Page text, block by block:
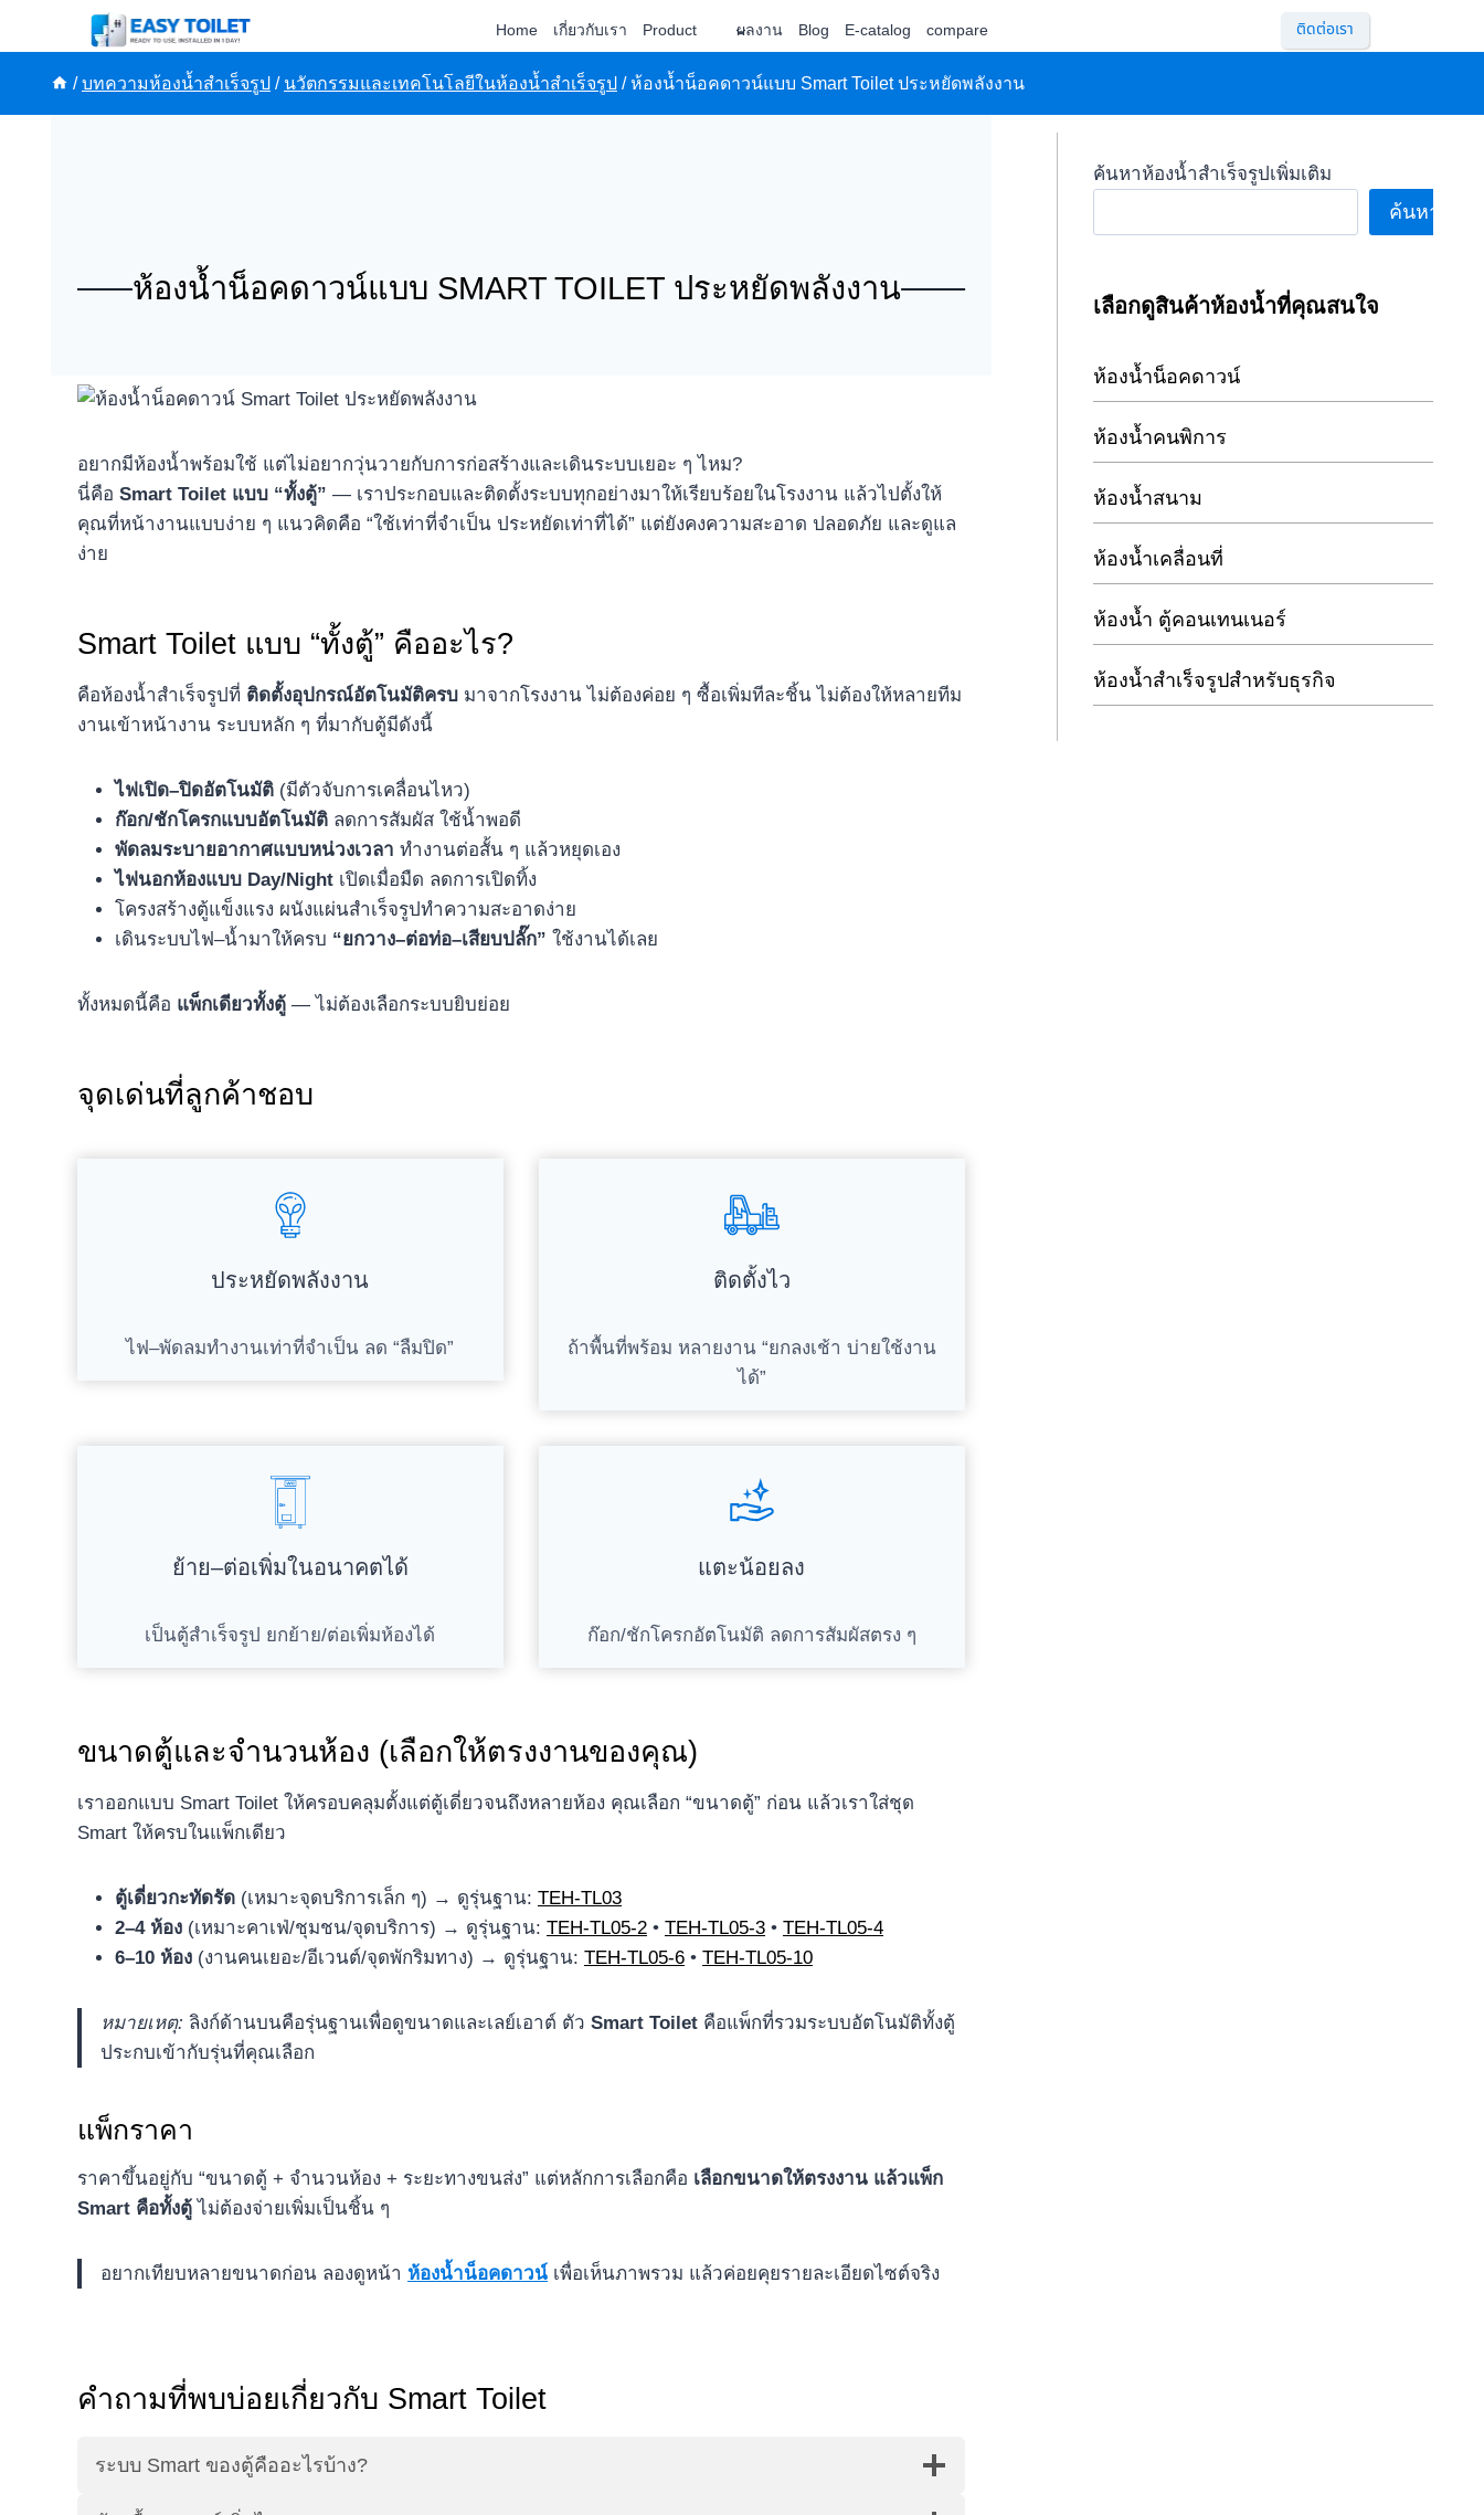
content
Home เกี่ยวกับเรา Product ผลงาน Blog E-catalog compare ติดต่อเรา
/ บทความห้องน้ำสำเร็จรูป / นวัตกรรมและเทคโนโลยีในห้องน้ำสำเร็จรูป / ห้องน้ำน็อคดาวน์แบบ Smart Toilet ประหยัดพลังงาน
ห้องน้ำน็อคดาวน์แบบ SMART TOILET ประหยัดพลังงาน
อยากมีห้องน้ำพร้อมใช้ แต่ไม่อยากวุ่นวายกับการก่อสร้างและเดินระบบเยอะ ๆ ไหม?
นี่คือ Smart Toilet แบบ “ทั้งตู้” — เราประกอบและติดตั้งระบบทุกอย่างมาให้เรียบร้อยในโรงงาน แล้วไปตั้งให้
คุณที่หน้างานแบบง่าย ๆ แนวคิดคือ “ใช้เท่าที่จำเป็น ประหยัดเท่าที่ได้” แต่ยังคงความสะอาด ปลอดภัย และดูแล
ง่าย
Smart Toilet แบบ “ทั้งตู้” คืออะไร?
คือห้องน้ำสำเร็จรูปที่ ติดตั้งอุปกรณ์อัตโนมัติครบ มาจากโรงงาน ไม่ต้องค่อย ๆ ซื้อเพิ่มทีละชิ้น ไม่ต้องให้หลายทีม
งานเข้าหน้างาน ระบบหลัก ๆ ที่มากับตู้มีดังนี้
ไฟเปิด–ปิดอัตโนมัติ (มีตัวจับการเคลื่อนไหว)
ก๊อก/ชักโครกแบบอัตโนมัติ ลดการสัมผัส ใช้น้ำพอดี
พัดลมระบายอากาศแบบหน่วงเวลา ทำงานต่อสั้น ๆ แล้วหยุดเอง
ไฟนอกห้องแบบ Day/Night เปิดเมื่อมืด ลดการเปิดทิ้ง
โครงสร้างตู้แข็งแรง ผนังแผ่นสำเร็จรูปทำความสะอาดง่าย
เดินระบบไฟ–น้ำมาให้ครบ “ยกวาง–ต่อท่อ–เสียบปลั๊ก” ใช้งานได้เลย
ทั้งหมดนี้คือ แพ็กเดียวทั้งตู้ — ไม่ต้องเลือกระบบยิบย่อย
จุดเด่นที่ลูกค้าชอบ
ประหยัดพลังงาน
ไฟ–พัดลมทำงานเท่าที่จำเป็น ลด “ลืมปิด”
ติดตั้งไว
ถ้าพื้นที่พร้อม หลายงาน “ยกลงเช้า บ่ายใช้งาน
ได้”
ย้าย–ต่อเพิ่มในอนาคตได้
เป็นตู้สำเร็จรูป ยกย้าย/ต่อเพิ่มห้องได้
แตะน้อยลง
ก๊อก/ชักโครกอัตโนมัติ ลดการสัมผัสตรง ๆ
ขนาดตู้และจำนวนห้อง (เลือกให้ตรงงานของคุณ)
เราออกแบบ Smart Toilet ให้ครอบคลุมตั้งแต่ตู้เดี่ยวจนถึงหลายห้อง คุณเลือก “ขนาดตู้” ก่อน แล้วเราใส่ชุด
Smart ให้ครบในแพ็กเดียว
ตู้เดี่ยวกะทัดรัด (เหมาะจุดบริการเล็ก ๆ) → ดูรุ่นฐาน: TEH-TL03
2–4 ห้อง (เหมาะคาเฟ่/ชุมชน/จุดบริการ) → ดูรุ่นฐาน: TEH-TL05-2 • TEH-TL05-3 • TEH-TL05-4
6–10 ห้อง (งานคนเยอะ/อีเวนต์/จุดพักริมทาง) → ดูรุ่นฐาน: TEH-TL05-6 • TEH-TL05-10
หมายเหตุ: ลิงก์ด้านบนคือรุ่นฐานเพื่อดูขนาดและเลย์เอาต์ ตัว Smart Toilet คือแพ็กที่รวมระบบอัตโนมัติทั้งตู้
ประกบเข้ากับรุ่นที่คุณเลือก
แพ็กราคา
ราคาขึ้นอยู่กับ “ขนาดตู้ + จำนวนห้อง + ระยะทางขนส่ง” แต่หลักการเลือกคือ เลือกขนาดให้ตรงงาน แล้วแพ็ก
Smart คือทั้งตู้ ไม่ต้องจ่ายเพิ่มเป็นชิ้น ๆ
อยากเทียบหลายขนาดก่อน ลองดูหน้า ห้องน้ำน็อคดาวน์ เพื่อเห็นภาพรวม แล้วค่อยคุยรายละเอียดไซต์จริง
คำถามที่พบบ่อยเกี่ยวกับ Smart Toilet
ระบบ Smart ของตู้คืออะไรบ้าง?
ค้นหาห้องน้ำสำเร็จรูปเพิ่มเติม
ค้นหา
เลือกดูสินค้าห้องน้ำที่คุณสนใจ
ห้องน้ำน็อคดาวน์
ห้องน้ำคนพิการ
ห้องน้ำสนาม
ห้องน้ำเคลื่อนที่
ห้องน้ำ ตู้คอนเทนเนอร์
ห้องน้ำสำเร็จรูปสำหรับธุรกิจ